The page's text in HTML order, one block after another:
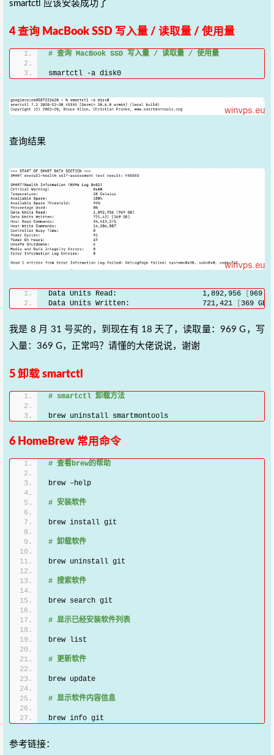
smartctl 应该安装成功了
4 查询 MacBook SSD 写入量 / 读取量 / 使用量
# 查询 MacBook SSD 写入量 / 读取量 / 使用量
smartctl -a disk0
查询结果
Data Units Read:                    1,892,956
969
Data Units Written:                 721,421
369 GB
我是 8 月 31 号买的，到现在有 18 天了，读取量：969 G，写
入量：369 G，正常吗？请懂的大佬说说，谢谢
5 卸载 smartctl
# smartctl 卸载方法
brew uninstall smartmontools
6 HomeBrew 常用命令
# 查看brew的帮助
brew –help
# 安装软件
brew install git
# 卸载软件
brew uninstall git
# 搜索软件
brew search git
# 显示已经安装软件列表
brew list
# 更新软件
brew update
# 显示软件内容信息
brew info git
参考链接：